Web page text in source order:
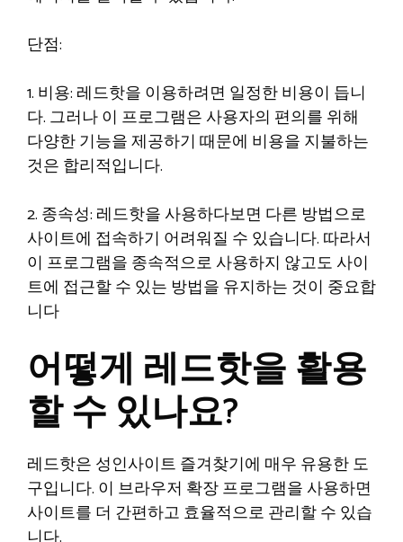
단점:
1. 비용: 레드핫을 이용하려면 일정한 비용이 듭니
다. 그러나 이 프로그램은 사용자의 편의를 위해
다양한 기능을 제공하기 때문에 비용을 지불하는
것은 합리적입니다.
2. 종속성: 레드핫을 사용하다보면 다른 방법으로
사이트에 접속하기 어려워질 수 있습니다. 따라서
이 프로그램을 종속적으로 사용하지 않고도 사이
트에 접근할 수 있는 방법을 유지하는 것이 중요합
니다
어떻게 레드핫을 활용
할 수 있나요?
레드핫은 성인사이트 즐겨찾기에 매우 유용한 도
구입니다. 이 브라우저 확장 프로그램을 사용하면
사이트를 더 간편하고 효율적으로 관리할 수 있습